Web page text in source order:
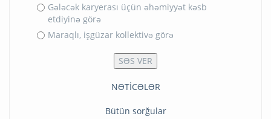
Gələcək karyerası üçün əhəmiyyət kəsb
etdiyinə görə
Maraqlı, işgüzar kollektivə görə
NƏTİCƏLƏR
Bütün sorğular